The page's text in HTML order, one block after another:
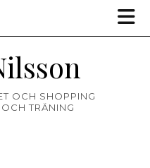
OCH SHOPPING
TRÄNING